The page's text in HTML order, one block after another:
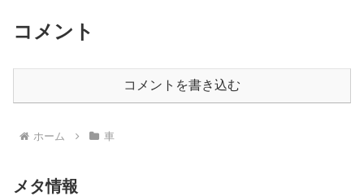
コメント
コメントを書き込む
ホーム 車
メタ情報